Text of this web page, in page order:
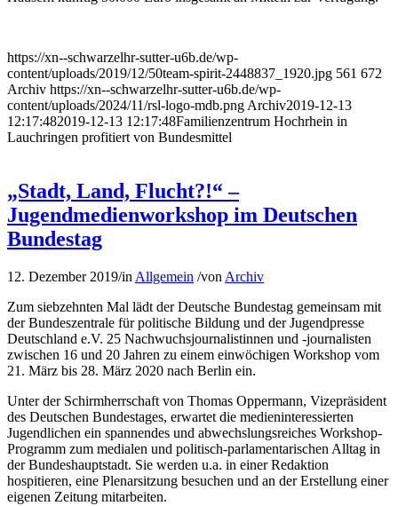
https://xn--schwarzelhr-sutter-u6b.de/wp-
content/uploads/2019/12/50team-spirit-2448837_1920.jpg 561 672
Archiv https://xn--schwarzelhr-sutter-u6b.de/wp-
content/uploads/2024/11/rsl-logo-mdb.png Archiv2019-12-13
12:17:482019-12-13 12:17:48Familienzentrum Hochrhein in
Lauchringen profitiert von Bundesmittel
„Stadt, Land, Flucht?!“ –
Jugendmedienworkshop im Deutschen
Bundestag
12. Dezember 2019/in Allgemein /von Archiv
Zum siebzehnten Mal lädt der Deutsche Bundestag gemeinsam mit
der Bundeszentrale für politische Bildung und der Jugendpresse
Deutschland e.V. 25 Nachwuchsjournalistinnen und -journalisten
zwischen 16 und 20 Jahren zu einem einwöchigen Workshop vom
21. März bis 28. März 2020 nach Berlin ein.
Unter der Schirmherrschaft von Thomas Oppermann, Vizepräsident
des Deutschen Bundestages, erwartet die medieninteressierten
Jugendlichen ein spannendes und abwechslungsreiches Workshop-
Programm zum medialen und politisch-parlamentarischen Alltag in
der Bundeshauptstadt. Sie werden u.a. in einer Redaktion
hospitieren, eine Plenarsitzung besuchen und an der Erstellung einer
eigenen Zeitung mitarbeiten.